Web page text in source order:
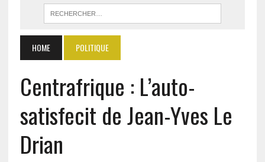
HOME POLITIQUE
Centrafrique : L’auto-
satisfecit de Jean-Yves Le
Drian